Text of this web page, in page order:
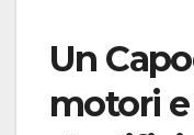
Un
motori